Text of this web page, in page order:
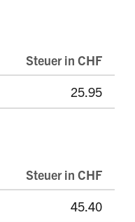
Steuer in CHF
25.95
Steuer in CHF
45.40